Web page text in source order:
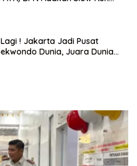
! Jakarta Jadi Pusat
Dunia, Juara Dunia